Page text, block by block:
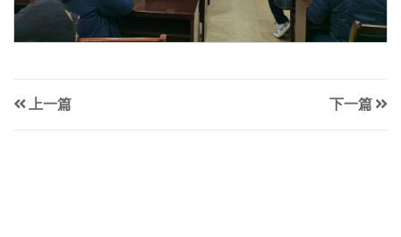
上一篇 下一篇